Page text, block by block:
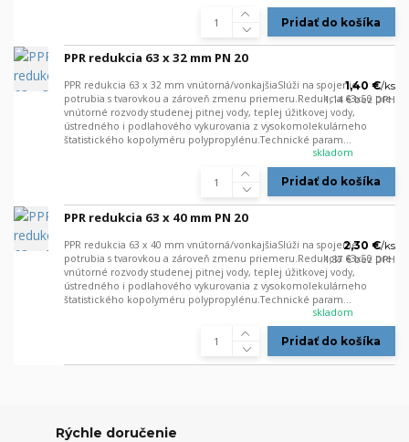
Pridať do košíka
PPR redukcia 63 x 32 mm PN 20
PPR redukcia 63 x 32 mm vnútorná/vonkajšiaSlúži na spojenie
potrubia s tvarovkou a zároveň zmenu priemeru.Redukcia 63x50 pre
vnútorné rozvody studenej pitnej vody, teplej úžitkovej vody,
ústredného i podlahového vykurovania z vysokomolekulárneho
štatistického kopolyméru polypropylénu.Technické param...
1,40 €/ks
1,14 €bez DPH
skladom
Pridať do košíka
PPR redukcia 63 x 40 mm PN 20
PPR redukcia 63 x 40 mm vnútorná/vonkajšiaSlúži na spojenie
potrubia s tvarovkou a zároveň zmenu priemeru.Redukcia 63x50 pre
vnútorné rozvody studenej pitnej vody, teplej úžitkovej vody,
ústredného i podlahového vykurovania z vysokomolekulárneho
štatistického kopolyméru polypropylénu.Technické param...
2,30 €/ks
1,87 €bez DPH
skladom
Pridať do košíka
Rýchle doručenie